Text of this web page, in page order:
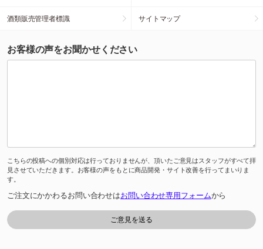
酒類販売管理者標識 サイトマップ
お客様の声をお聞かせください
こちらの投稿への個別対応は行っておりませんが、頂いたご意見はスタッフがすべて拝
見させていただきます。お客様の声をもとに商品開発・サイト改善を行ってまいりま
す。
ご注文にかかわるお問い合わせはお問い合わせ専用フォームから